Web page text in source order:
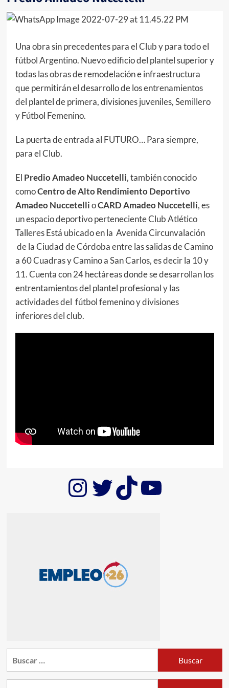
Una obra sin precedentes para el Club y para todo el
fútbol Argentino. Nuevo edificio del plantel superior y
todas las obras de remodelación e infraestructura
que permitirán el desarrollo de los entrenamientos
del plantel de primera, divisiones juveniles, Semillero
y Fútbol Femenino.
La puerta de entrada al FUTURO… Para siempre,
para el Club.
El Predio Amadeo Nuccetelli, también conocido
comoCentro de Alto Rendimiento Deportivo
Amadeo NuccetellioCARD Amadeo Nuccetelli, es
un espacio deportivo perteneciente Club Atlético
Talleres Está ubicado en la Avenida Circunvalación
de la Ciudad de Córdoba entre las salidas de Camino
a 60 Cuadras y Camino a San Carlos, es decir la 10 y
11. Cuenta con 24 hectáreas donde se desarrollan los
entrentamientos del plantel profesional y las
actividades del fútbol femenino y divisiones
inferiores del club.
Instagram
Twitter
TikTok